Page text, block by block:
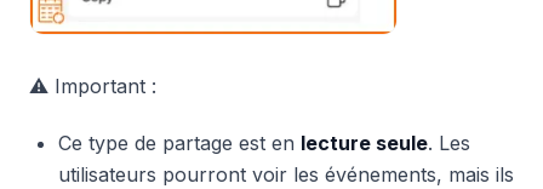
⚠️ Important :
Ce type de partage est en lecture seule. Les
utilisateurs pourront voir les événements, mais ils